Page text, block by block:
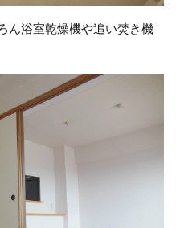
ん浴室乾燥機や追い焚き機